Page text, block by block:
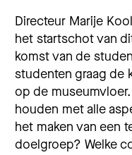
Directeur Marije
het startschot van
komst van de
studenten graag de
op de
houden met alle
het maken van een
doelgroep? Welke